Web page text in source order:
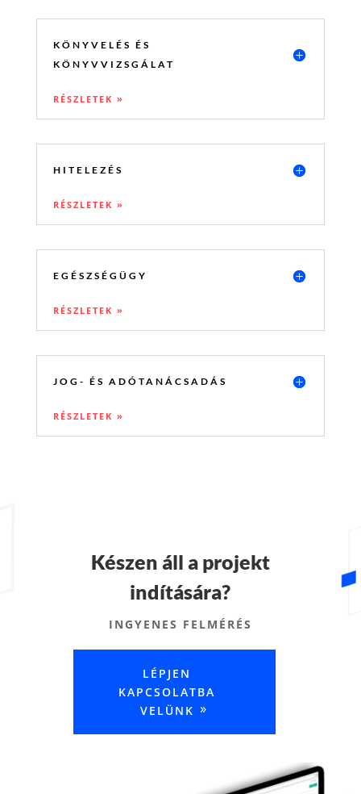
KÖNYVELÉS ÉS
KÖNYVVIZSGÁLAT
RÉSZLETEK »
HITELEZÉS
RÉSZLETEK »
EGÉSZSÉGÜGY
RÉSZLETEK »
JOG- ÉS ADÓTANÁCSADÁS
RÉSZLETEK »
Készen áll a projekt
indítására?
INGYENES FELMÉRÉS
LÉPJEN
KAPCSOLATBA
VELÜNK